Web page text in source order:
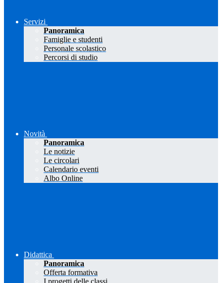
Servizi
Panoramica
Famiglie e studenti
Personale scolastico
Percorsi di studio
Novità
Panoramica
Le notizie
Le circolari
Calendario eventi
Albo Online
Didattica
Panoramica
Offerta formativa